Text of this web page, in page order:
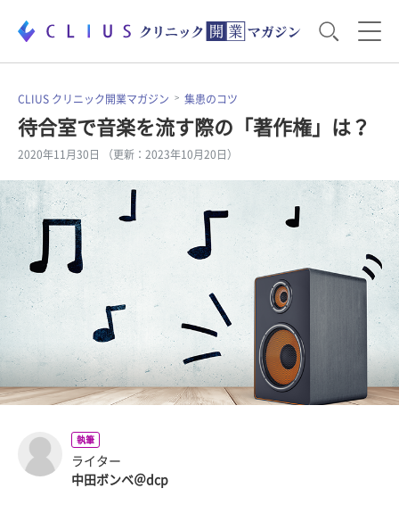
お役立ち資料 運営・経営のポイント
開業医のリアル 開業準備で大事なこと
電子カルテ・ICT 医療機器・事務機器
集患のコツ セミナー
CLIUS クリニック開業マガジン 集患のコツ
待合室で音楽を流す際の「著作権」は？
2020年11月30日 （更新：2023年10月20日）
執筆
ライター
中田ボンベ＠dcp